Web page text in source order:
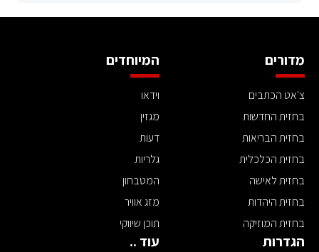
מדורים
צ'אט הכתבים
בחזית החדשות
בחזית הבריאות
בחזית הכלכלית
בחזית לאישה
בחזית היהדות
בחזית המוזיקה
המיוחדים
וידאו
מגזין
דעות
גלריות
המטבחון
מזג אוויר
תוכן שיווקי
הגדרות עוד ..